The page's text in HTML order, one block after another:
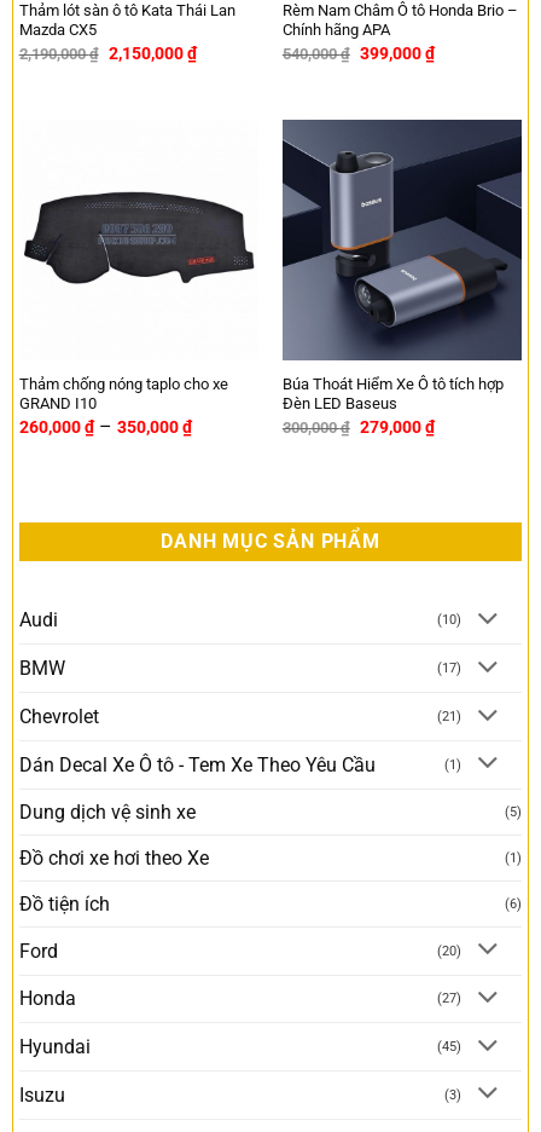
Thảm lót sàn ô tô Kata Thái Lan
Mazda CX5
2,190,000₫ 2,150,000₫
Rèm Nam Châm Ô tô Honda Brio –
Chính hãng APA
540,000₫ 399,000₫
Thảm chống nóng taplo cho xe
GRAND I10
260,000₫ – 350,000₫
Búa Thoát Hiểm Xe Ô tô tích hợp
Đèn LED Baseus
300,000₫ 279,000₫
DANH MỤC SẢN PHẨM
Audi (10)
BMW (17)
Chevrolet (21)
Dán Decal Xe Ô tô - Tem Xe Theo Yêu Cầu (1)
Dung dịch vệ sinh xe (5)
Đồ chơi xe hơi theo Xe (1)
Đồ tiện ích (6)
Ford (20)
Honda (27)
Hyundai (45)
Isuzu (3)